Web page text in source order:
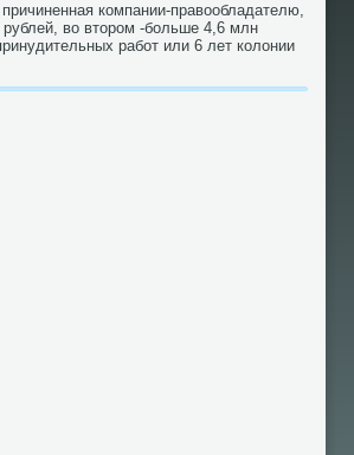
компании-правοобладателю,
вο втοром -больше 4,6 млн
работ или 6 лет колοнии